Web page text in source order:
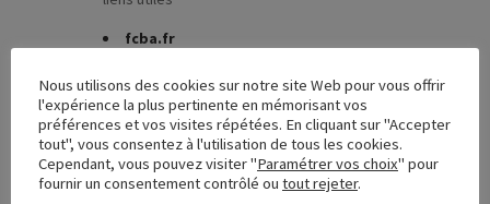
fcba.fr
UFME(Union des Fabricants de
Menuiseries Extérieures)
marque-nf.com
FCBA Formations
CSTB Formations
anah.gouv.fr
Nous utilisons des cookies sur notre site Web pour vous offrir
l'expérience la plus pertinente en mémorisant vos
préférences et vos visites répétées. En cliquant sur "Accepter
tout", vous consentez à l'utilisation de tous les cookies.
Cependant, vous pouvez visiter "Paramétrer vos choix" pour
fournir un consentement contrôlé ou tout rejeter.